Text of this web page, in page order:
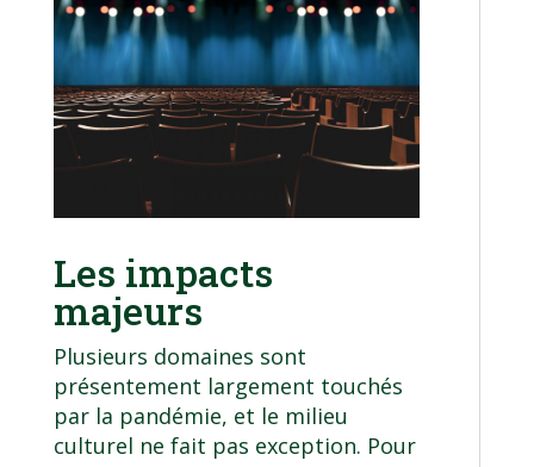
Les impacts
majeurs
Plusieurs domaines sont
présentement largement touchés
par la pandémie, et le milieu
culturel ne fait pas exception. Pour